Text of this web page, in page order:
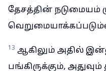
தேசத்தின் நடுமையம்
13 ஆகிலும் அதில்
பங்கிருக்கும், அதுவும்